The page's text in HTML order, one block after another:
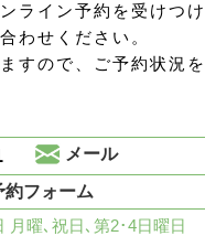
ライン予約を受けつ
わせください。
すので、ご予約状況
メール
約フォーム
月曜､祝日､第2･4日曜日